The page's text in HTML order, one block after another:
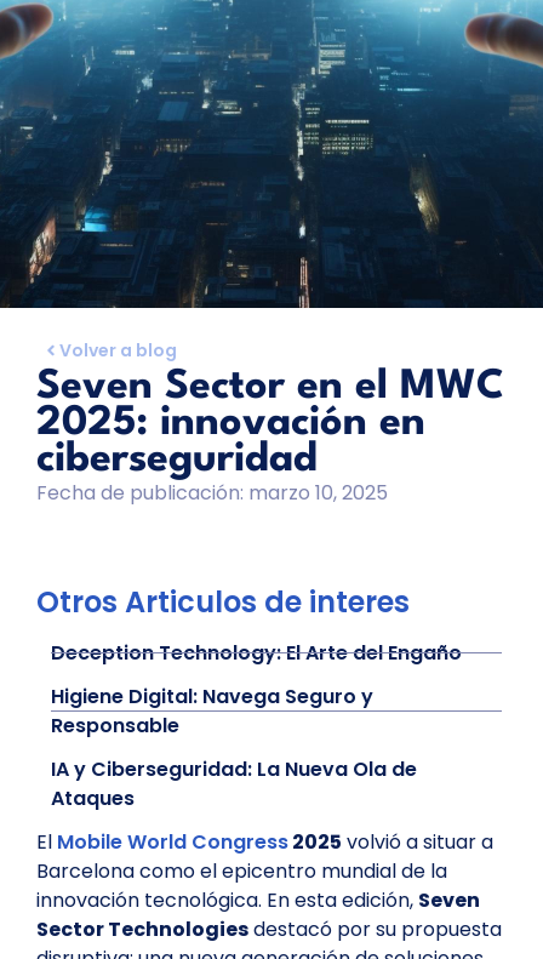
Volver a blog
Seven Sector en el MWC
2025: innovación en
ciberseguridad
Fecha de publicación: marzo 10, 2025
Otros Articulos de interes
Deception Technology: El Arte del Engaño
Higiene Digital: Navega Seguro y
Responsable
IA y Ciberseguridad: La Nueva Ola de
Ataques
El Mobile World Congress2025 volvió a situar a
Barcelona como el epicentro mundial de la
innovación tecnológica. En esta edición, Seven
Sector Technologiesdestacó por su propuesta